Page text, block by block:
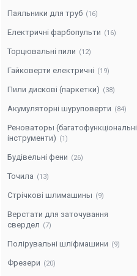
Паяльники для труб 16
Електричні фарбопульти 16
Торцювальні пили 12
Гайковерти електричні 19
Пили дискові (паркетки) 38
Акумуляторні шуруповерти 84
Реноваторы (багатофункціональні
інструменти)
1
Будівельні фени 26
Точила 13
Стрічкові шлимашины 9
Верстати для заточування
свердел
7
Полірувальні шліфмашини 9
Фрезери 20